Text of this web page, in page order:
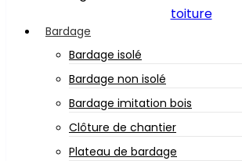
toiture
Bardage
Bardage isolé
Bardage non isolé
Bardage imitation bois
Clôture de chantier
Plateau de bardage